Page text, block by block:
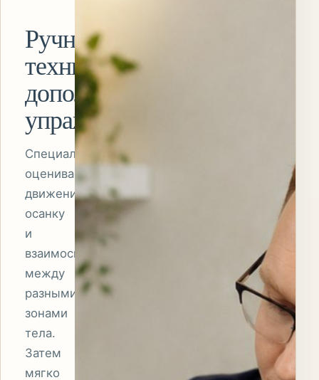
Ручные
техники
дополняются
упражнениями
Специалист
оценивает
движения,
осанку
и
взаимосвязи
между
разными
зонами
тела.
Затем
мягко